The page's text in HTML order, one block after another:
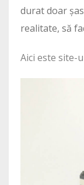
durat doar
realitate, să
Aici este site-